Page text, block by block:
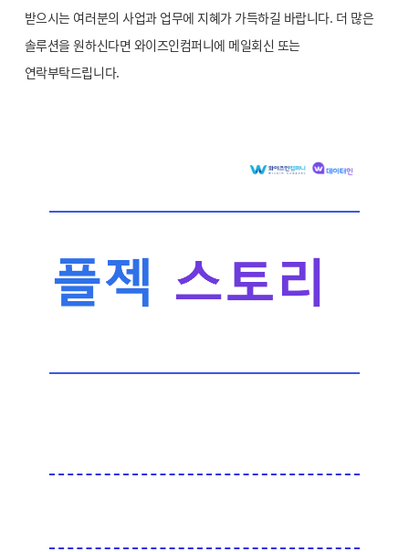
받으시는 여러분의 사업과 업무에 지혜가 가득하길 바랍니다. 더 많은
솔루션을 원하신다면 와이즈인컴퍼니에 메일회신 또는
연락부탁드립니다.